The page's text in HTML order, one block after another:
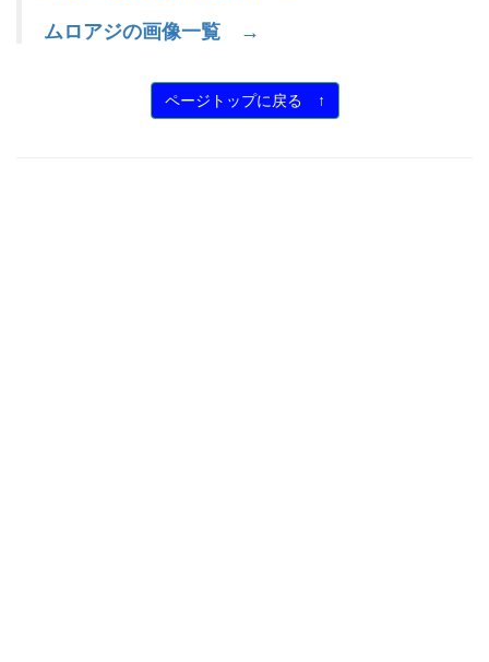
ムロアジの画像一覧 →
ページトップに戻る ↑